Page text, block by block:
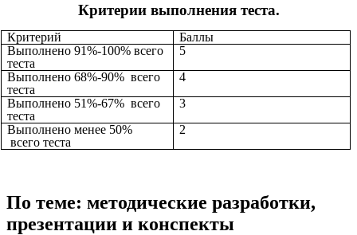
Критерии выполнения теста.
Критерий
Баллы
Выполнено 91%-100% всего
теста
5
Выполнено 68%-90% всего
теста
4
Выполнено 51%-67% всего
теста
3
Выполнено менее 50%
всего теста
2
По теме: методические разработки,
презентации и конспекты